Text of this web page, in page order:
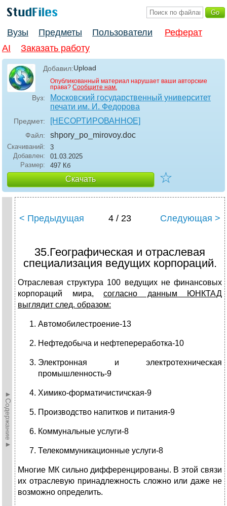
Вузы Предметы Пользователи
Реферат
AI
Заказать работу
Добавил:Upload
Опубликованный материал нарушает ваши авторские
права? Сообщите нам.
Вуз:
Московский государственный университет
печати им. И. Федорова
Предмет: [НЕСОРТИРОВАННОЕ]
Файл: shpory_po_mirovoy.doc
Скачиваний:
3
Добавлен:
01.03.2025
Размер:
497 Кб
Скачать ☆
►Содержание►
< Предыдущая 4 / 23 Следующая >
35.Географическая и отраслевая
специализация ведущих корпораций.
Отраслевая структура 100 ведущих не финансовых
корпораций мира, согласно данным ЮНКТАД
выглядит след. образом:
Автомобилестроение-13
Нефтедобыча и нефтепереработка-10
Электронная и электротехническая
промышленность-9
Химико-форматичистичская-9
Производство напитков и питания-9
Коммунальные услуги-8
Телекоммуникационные услуги-8
Многие МК сильно дифференцированы. В этой связи
их отраслевую принадлежность сложно или даже не
возможно определить.